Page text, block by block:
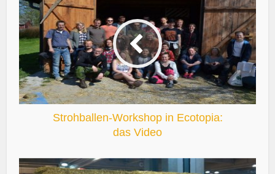
Strohballen-Workshop in Ecotopia:
das Video